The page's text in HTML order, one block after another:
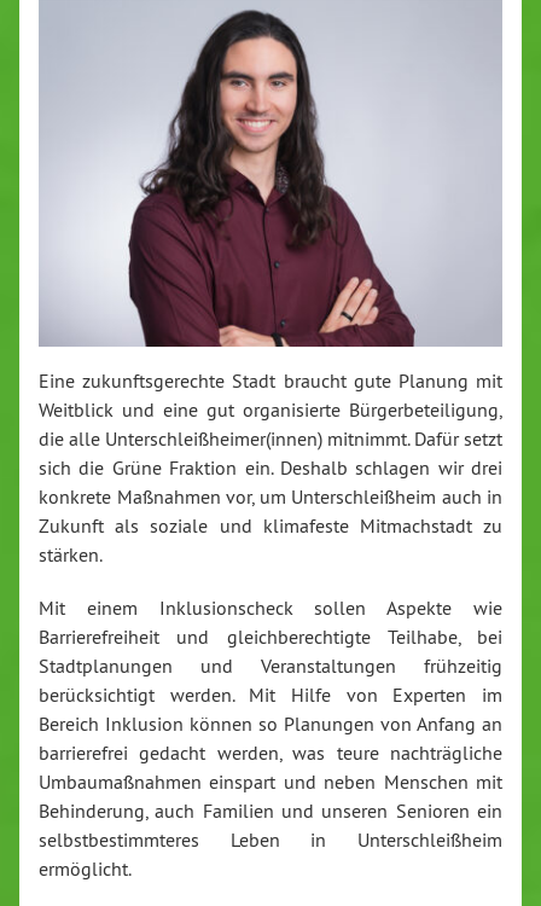
Eine zukunftsgerechte Stadt braucht gute Planung mit
Weitblick und eine gut organisierte Bürgerbeteiligung,
die alle Unterschleißheimer(innen) mitnimmt. Dafür setzt
sich die Grüne Fraktion ein. Deshalb schlagen wir drei
konkrete Maßnahmen vor, um Unterschleißheim auch in
Zukunft als soziale und klimafeste Mitmachstadt zu
stärken.
Mit einem Inklusionscheck sollen Aspekte wie
Barrierefreiheit und gleichberechtigte Teilhabe, bei
Stadtplanungen und Veranstaltungen frühzeitig
berücksichtigt werden. Mit Hilfe von Experten im
Bereich Inklusion können so Planungen von Anfang an
barrierefrei gedacht werden, was teure nachträgliche
Umbaumaßnahmen einspart und neben Menschen mit
Behinderung, auch Familien und unseren Senioren ein
selbstbestimmteres Leben in Unterschleißheim
ermöglicht.